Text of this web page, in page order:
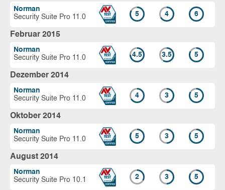
Norman
Security Suite Pro 11.0
5 4 6
Februar 2015
Norman
Security Suite Pro 11.0
4.5 3.5 5
Dezember 2014
Norman
Security Suite Pro 11.0
4 3 5
Oktober 2014
Norman
Security Suite Pro 11.0
5 3 5
August 2014
Norman
Security Suite Pro 10.1
2 3 5